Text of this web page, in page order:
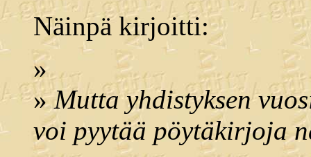
Näinpä kirjoitti:
»
»Mutta yhdistyksen
voi pyytää pöytäkirjoja